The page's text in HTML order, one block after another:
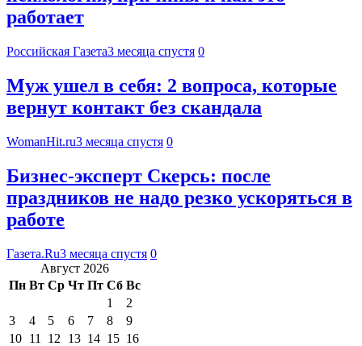
работает
Российская Газета3 месяца спустя 0
Муж ушел в себя: 2 вопроса, которые
вернут контакт без скандала
WomanHit.ru3 месяца спустя 0
Бизнес-эксперт Скерсь: после
праздников не надо резко ускоряться в
работе
Газета.Ru3 месяца спустя 0
Август 2026
Пн Вт Ср Чт Пт Сб Вс
1
2
3
4 5 6 7 8
9
10 11 12 13 14 15 16